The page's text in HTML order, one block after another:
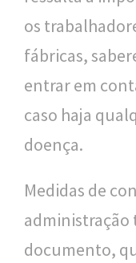
os
fábricas,
entrar em
caso haja
doença.
Medidas de
administração
documento,